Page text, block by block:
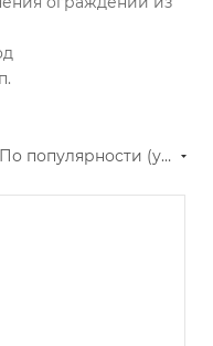
По популярности (убывание)